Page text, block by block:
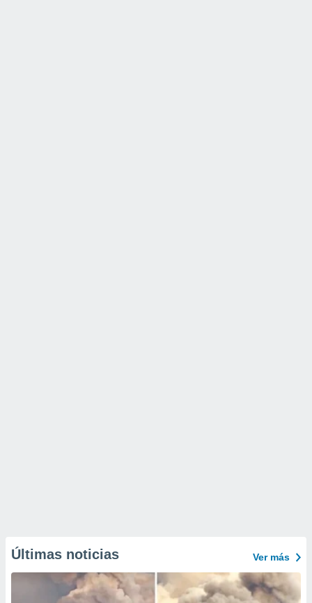
Últimas noticias Ver más